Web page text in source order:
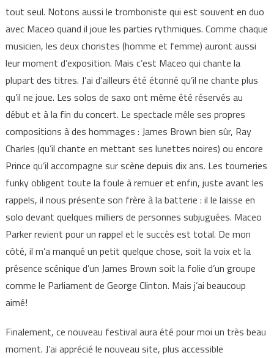
tout seul. Notons aussi le tromboniste qui est souvent en duo
avec Maceo quand il joue les parties rythmiques. Comme chaque
musicien, les deux choristes (homme et femme) auront aussi
leur moment d’exposition. Mais c’est Maceo qui chante la
plupart des titres. J’ai d’ailleurs été étonné qu’il ne chante plus
qu’il ne joue. Les solos de saxo ont même été réservés au
début et à la fin du concert. Le spectacle mêle ses propres
compositions à des hommages : James Brown bien sûr, Ray
Charles (qu’il chante en mettant ses lunettes noires) ou encore
Prince qu’il accompagne sur scène depuis dix ans. Les tourneries
funky obligent toute la foule à remuer et enfin, juste avant les
rappels, il nous présente son frère à la batterie : il le laisse en
solo devant quelques milliers de personnes subjuguées. Maceo
Parker revient pour un rappel et le succès est total. De mon
côté, il m’a manqué un petit quelque chose, soit la voix et la
présence scénique d’un James Brown soit la folie d’un groupe
comme le Parliament de George Clinton. Mais j’ai beaucoup
aimé!
Finalement, ce nouveau festival aura été pour moi un très beau
moment. J’ai apprécié le nouveau site, plus accessible